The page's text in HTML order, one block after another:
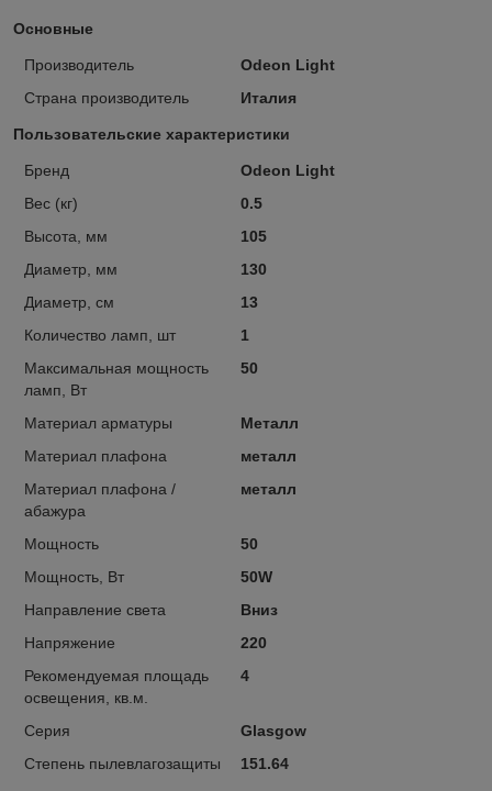
Основные
Производитель
Odeon Light
Страна производитель
Италия
Пользовательские характеристики
Бренд
Odeon Light
Вес (кг)
0.5
Высота, мм
105
Диаметр, мм
130
Диаметр, см
13
Количество ламп, шт
1
Максимальная мощность
ламп, Вт
50
Материал арматуры
Металл
Материал плафона
металл
Материал плафона /
абажура
металл
Мощность
50
Мощность, Вт
50W
Направление света
Вниз
Напряжение
220
Рекомендуемая площадь
освещения, кв.м.
4
Серия
Glasgow
Степень пылевлагозащиты
151.64